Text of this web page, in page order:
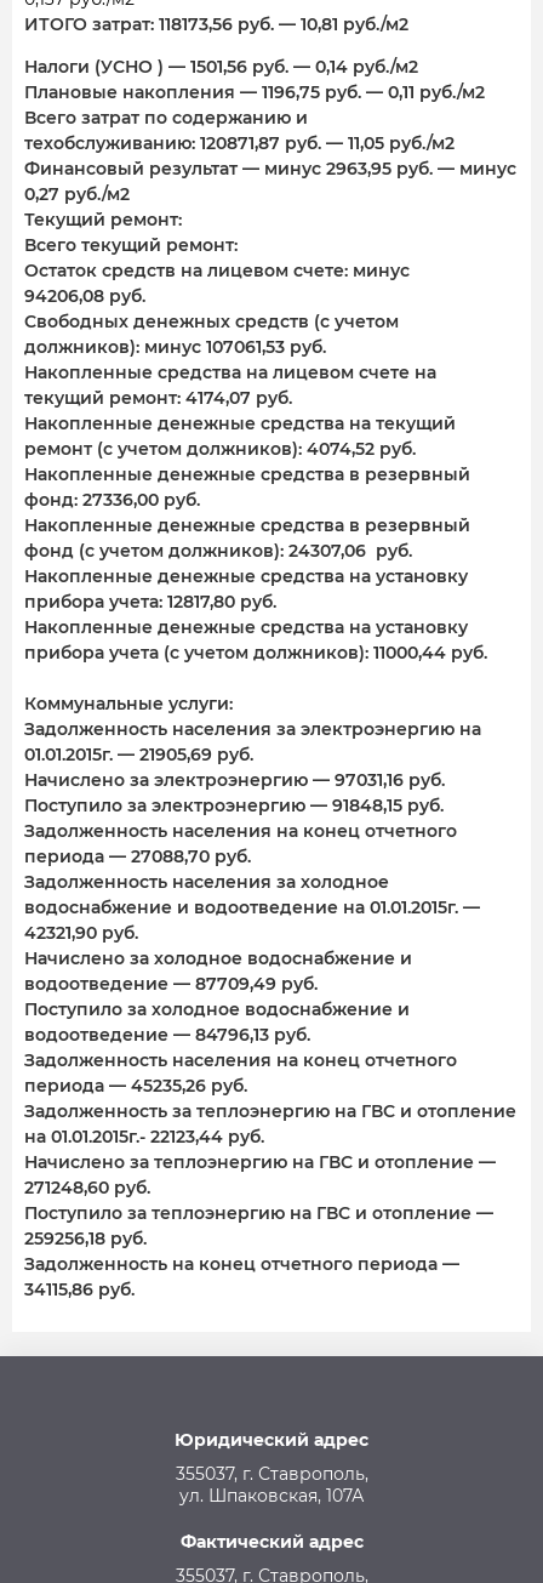
ИТОГО затрат: 118173,56 руб. — 10,81 руб./м2
Налоги (УСНО ) — 1501,56 руб. — 0,14 руб./м2
Плановые накопления — 1196,75 руб. — 0,11 руб./м2
Всего затрат по содержанию и
техобслуживанию: 120871,87 руб. — 11,05 руб./м2
Финансовый результат — минус 2963,95 руб. — минус
0,27 руб./м2
Текущий ремонт:
Всего текущий ремонт:
Остаток средств на лицевом счете: минус
94206,08 руб.
Свободных денежных средств (с учетом
должников): минус 107061,53 руб.
Накопленные средства на лицевом счете на
текущий ремонт: 4174,07 руб.
Накопленные денежные средства на текущий
ремонт (с учетом должников): 4074,52 руб.
Накопленные денежные средства в резервный
фонд: 27336,00 руб.
Накопленные денежные средства в резервный
фонд (с учетом должников): 24307,06 руб.
Накопленные денежные средства на установку
прибора учета: 12817,80 руб.
Накопленные денежные средства на установку
прибора учета (с учетом должников): 11000,44 руб.
Коммунальные услуги:
Задолженность населения за электроэнергию на
01.01.2015г. — 21905,69 руб.
Начислено за электроэнергию — 97031,16 руб.
Поступило за электроэнергию — 91848,15 руб.
Задолженность населения на конец отчетного
периода — 27088,70 руб.
Задолженность населения за холодное
водоснабжение и водоотведение на 01.01.2015г. —
42321,90 руб.
Начислено за холодное водоснабжение и
водоотведение — 87709,49 руб.
Поступило за холодное водоснабжение и
водоотведение — 84796,13 руб.
Задолженность населения на конец отчетного
периода — 45235,26 руб.
Задолженность за теплоэнергию на ГВС и отопление
на 01.01.2015г.- 22123,44 руб.
Начислено за теплоэнергию на ГВС и отопление —
271248,60 руб.
Поступило за теплоэнергию на ГВС и отопление —
259256,18 руб.
Задолженность на конец отчетного периода —
34115,86 руб.
Юридический адрес
355037, г. Ставрополь,
ул. Шпаковская, 107А
Фактический адрес
355037, г. Ставрополь,